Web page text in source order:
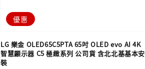
優惠
LG 樂金 OLED65C5PTA 65吋 OLED evo AI 4K
智慧顯示器 C5 極緻系列 公司貨 含北北基基本安
裝